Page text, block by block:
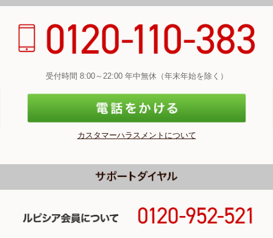
受付時間 8:00～22:00 年中無休（年末年始を除く）
カスタマーハラスメントについて